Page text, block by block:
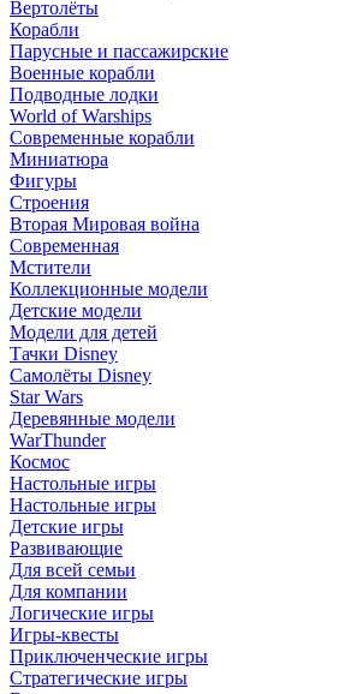
Вертолёты
Корабли
Парусные и пассажирские
Военные корабли
Подводные лодки
World of Warships
Современные корабли
Миниатюра
Фигуры
Строения
Вторая Мировая война
Современная
Мстители
Коллекционные модели
Детские модели
Модели для детей
Тачки Disney
Самолёты Disney
Star Wars
Деревянные модели
WarThunder
Космос
Настольные игры
Настольные игры
Детские игры
Развивающие
Для всей семьи
Для компании
Логические игры
Игры-квесты
Приключенческие игры
Стратегические игры